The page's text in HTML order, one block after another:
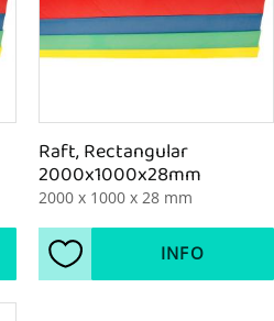
Raft, Rectangular
2000x1000x28mm
2000 x 1000 x 28 mm
Lägg till i favoriter
INFO